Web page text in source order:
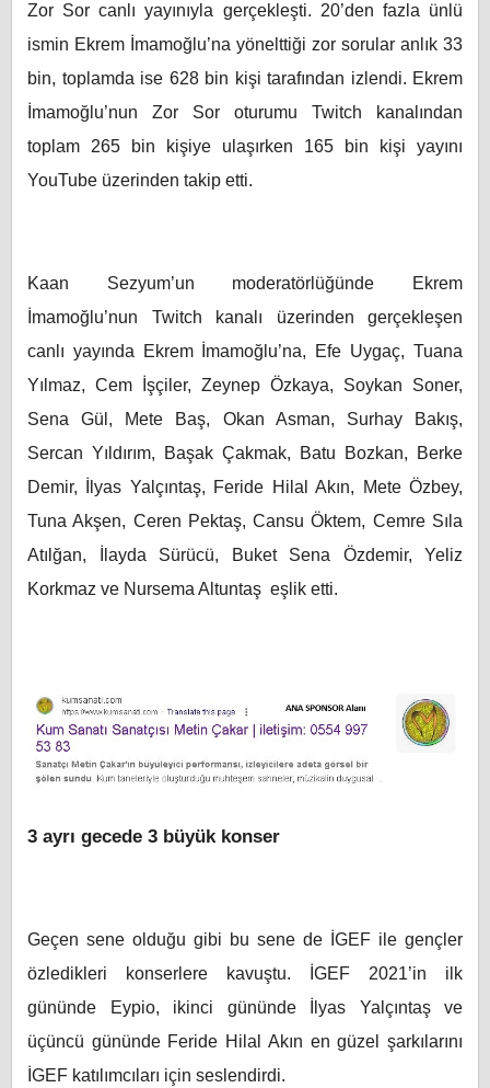
Zor Sor canlı yayınıyla gerçekleşti. 20’den fazla ünlü
ismin Ekrem İmamoğlu’na yönelttiği zor sorular anlık 33
bin, toplamda ise 628 bin kişi tarafından izlendi. Ekrem
İmamoğlu’nun Zor Sor oturumu Twitch kanalından
toplam 265 bin kişiye ulaşırken 165 bin kişi yayını
YouTube üzerinden takip etti.
Kaan Sezyum’un moderatörlüğünde Ekrem
İmamoğlu’nun Twitch kanalı üzerinden gerçekleşen
canlı yayında Ekrem İmamoğlu’na, Efe Uygaç, Tuana
Yılmaz, Cem İşçiler, Zeynep Özkaya, Soykan Soner,
Sena Gül, Mete Baş, Okan Asman, Surhay Bakış,
Sercan Yıldırım, Başak Çakmak, Batu Bozkan, Berke
Demir, İlyas Yalçıntaş, Feride Hilal Akın, Mete Özbey,
Tuna Akşen, Ceren Pektaş, Cansu Öktem, Cemre Sıla
Atılğan, İlayda Sürücü, Buket Sena Özdemir, Yeliz
Korkmaz ve Nursema Altuntaş eşlik etti.
3 ayrı gecede 3 büyük konser
Geçen sene olduğu gibi bu sene de İGEF ile gençler
özledikleri konserlere kavuştu. İGEF 2021’in ilk
gününde Eypio, ikinci gününde İlyas Yalçıntaş ve
üçüncü gününde Feride Hilal Akın en güzel şarkılarını
İGEF katılımcıları için seslendirdi.